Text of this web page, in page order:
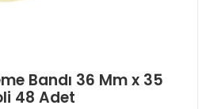
Bandı 36 Mm x 35
48 Adet